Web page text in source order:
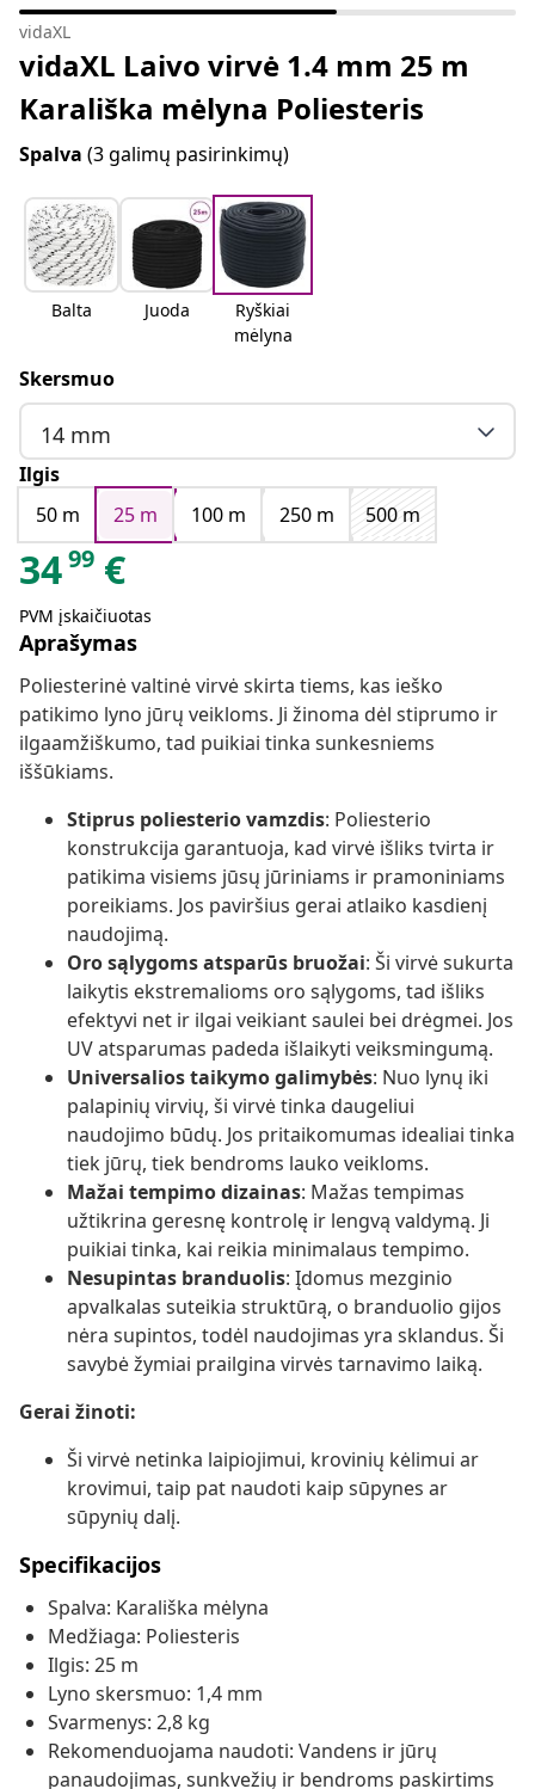
vidaXL
vidaXL Laivo virvė 1.4 mm 25 m
Karališka mėlyna Poliesteris
Spalva (3 galimų pasirinkimų)
Balta Juoda
Ryškiai
mėlyna
Skersmuo
14 mm
Ilgis
50 m
25 m 100 m 250 m 500 m
3499 €
PVM įskaičiuotas
Aprašymas
Poliesterinė valtinė virvė skirta tiems, kas ieško
patikimo lyno jūrų veikloms. Ji žinoma dėl stiprumo ir
ilgaamžiškumo, tad puikiai tinka sunkesniems
iššūkiams.
Stiprus poliesterio vamzdis: Poliesterio
konstrukcija garantuoja, kad virvė išliks tvirta ir
patikima visiems jūsų jūriniams ir pramoniniams
poreikiams. Jos paviršius gerai atlaiko kasdienį
naudojimą.
Oro sąlygoms atsparūs bruožai: Ši virvė sukurta
laikytis ekstremalioms oro sąlygoms, tad išliks
efektyvi net ir ilgai veikiant saulei bei drėgmei. Jos
UV atsparumas padeda išlaikyti veiksmingumą.
Universalios taikymo galimybės: Nuo lynų iki
palapinių virvių, ši virvė tinka daugeliui
naudojimo būdų. Jos pritaikomumas idealiai tinka
tiek jūrų, tiek bendroms lauko veikloms.
Mažai tempimo dizainas: Mažas tempimas
užtikrina geresnę kontrolę ir lengvą valdymą. Ji
puikiai tinka, kai reikia minimalaus tempimo.
Nesupintas branduolis: Įdomus mezginio
apvalkalas suteikia struktūrą, o branduolio gijos
nėra supintos, todėl naudojimas yra sklandus. Ši
savybė žymiai prailgina virvės tarnavimo laiką.
Gerai žinoti:
Ši virvė netinka laipiojimui, krovinių kėlimui ar
krovimui, taip pat naudoti kaip sūpynes ar
sūpynių dalį.
Specifikacijos
Spalva: Karališka mėlyna
Medžiaga: Poliesteris
Ilgis: 25 m
Lyno skersmuo: 1,4 mm
Svarmenys: 2,8 kg
Rekomenduojama naudoti: Vandens ir jūrų
panaudojimas, sunkvežių ir bendroms paskirtims